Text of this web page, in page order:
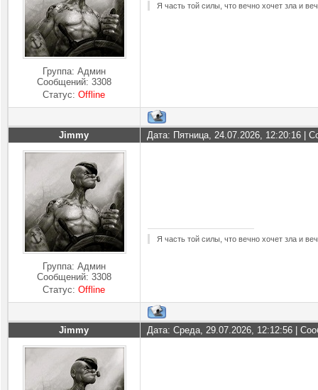
Группа: Админ
Сообщений: 3308
Статус:Offline
Я часть той силы, что вечно хочет зла и
Jimmy Дата: Пятница, 24.07.2026, 12:20:16 |
Группа: Админ
Сообщений: 3308
Статус:Offline
Я часть той силы, что вечно хочет зла и
Jimmy Дата: Среда, 29.07.2026, 12:12:56 |